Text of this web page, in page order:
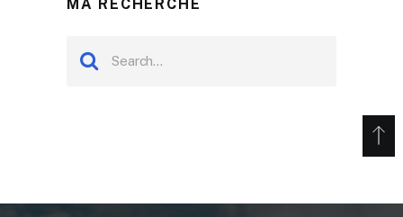
MA RECHERCHE